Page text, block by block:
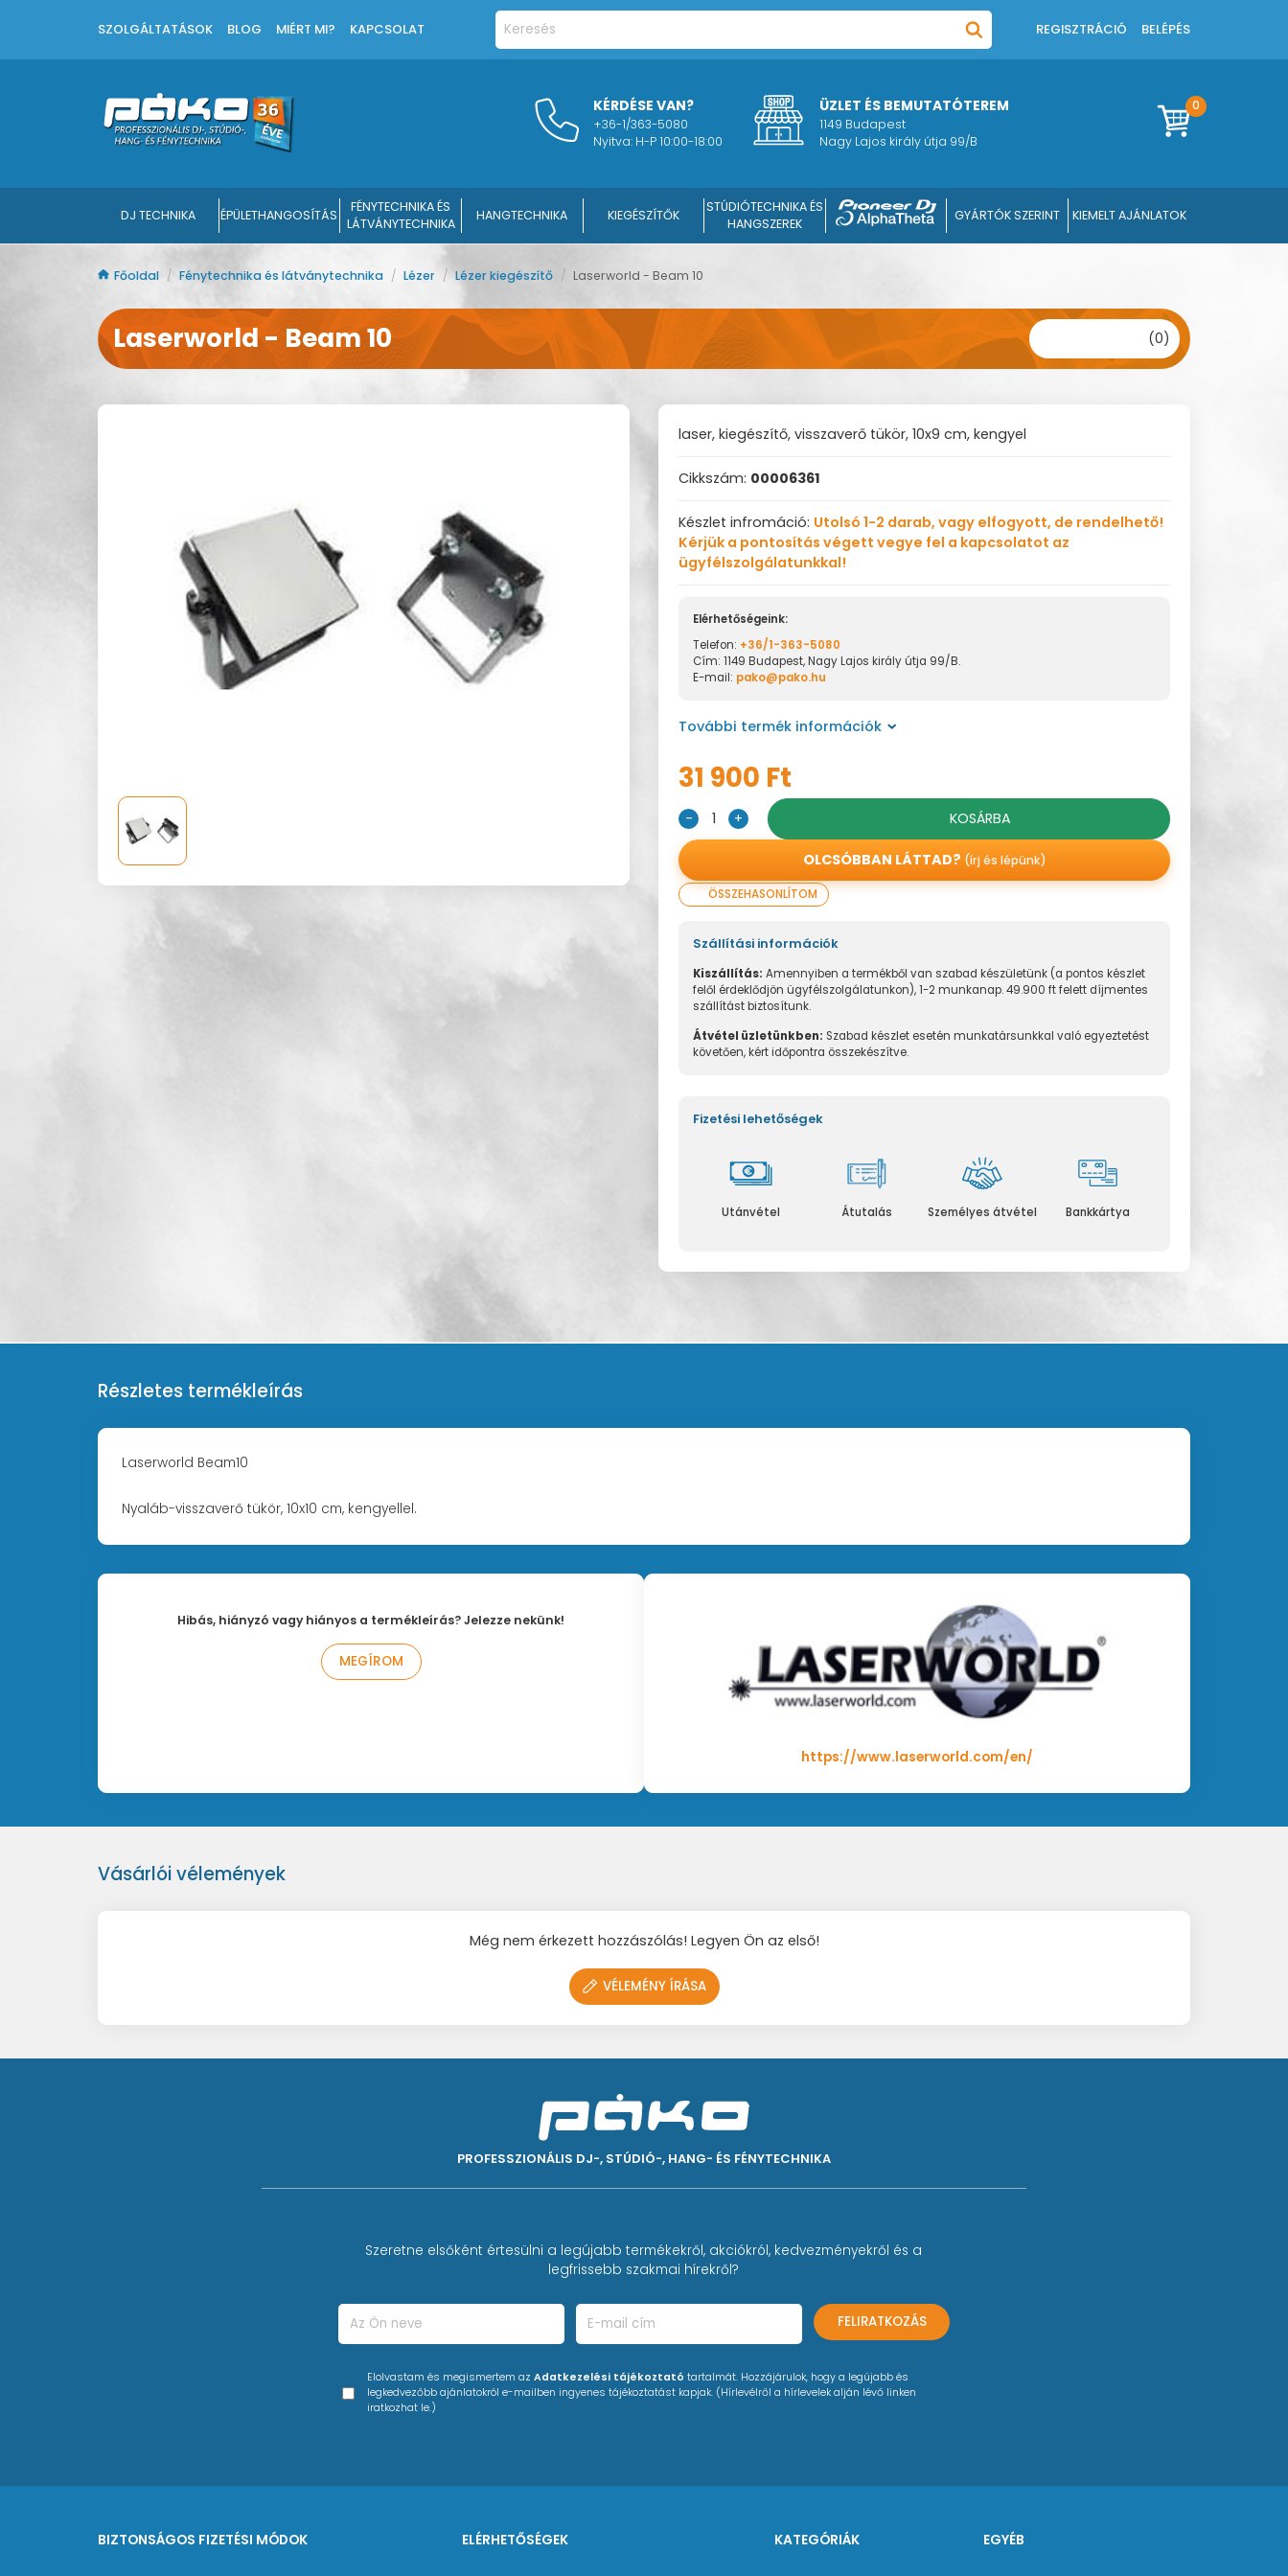
SZOLGÁLTATÁSOK BLOG MIÉRT MI? KAPCSOLAT REGISZTRÁCIÓ BELÉPÉS
KÉRDÉSE VAN?
+36-1/363-5080
Nyitva: H-P 10:00-18:00
ÜZLET ÉS BEMUTATÓTEREM
1149 Budapest
Nagy Lajos király útja 99/B
0
DJ TECHNIKA ÉPÜLETHANGOSÍTÁS
FÉNYTECHNIKA ÉS
LÁTVÁNYTECHNIKA
HANGTECHNIKA KIEGÉSZÍTŐK
STÚDIÓTECHNIKA ÉS
HANGSZEREK
GYÁRTÓK SZERINT KIEMELT AJÁNLATOK
Főoldal / Fénytechnika és látványtechnika / Lézer / Lézer kiegészítő / Laserworld - Beam 10
Laserworld - Beam 10 (0)
laser, kiegészítő, visszaverő tükör, 10x9 cm, kengyel
Cikkszám: 00006361
Készlet infromáció: Utolsó 1-2 darab, vagy elfogyott, de rendelhető!
Kérjük a pontosítás végett vegye fel a kapcsolatot az
ügyfélszolgálatunkkal!
Elérhetőségeink:
Telefon: +36/1-363-5080
Cím: 1149 Budapest, Nagy Lajos király útja 99/B.
E-mail: pako@pako.hu
További termék információk
31 900 Ft
- 1 + KOSÁRBA
OLCSÓBBAN LÁTTAD? (írj és lépünk)
ÖSSZEHASONLÍTOM
Szállítási információk
Kiszállítás: Amennyiben a termékből van szabad készületünk (a pontos készlet
felől érdeklődjön ügyfélszolgálatunkon), 1-2 munkanap. 49.900 ft felett díjmentes
szállítást biztosítunk.
Átvétel üzletünkben: Szabad készlet esetén munkatársunkkal való egyeztetést
követően, kért időpontra összekészítve.
Fizetési lehetőségek
Utánvétel Átutalás Személyes átvétel Bankkártya
Részletes termékleírás
Laserworld Beam10
Nyaláb-visszaverő tükör, 10x10 cm, kengyellel.
Hibás, hiányzó vagy hiányos a termékleírás? Jelezze nekünk!
MEGÍROM
https://www.laserworld.com/en/
Vásárlói vélemények
Még nem érkezett hozzászólás! Legyen Ön az első!
VÉLEMÉNY ÍRÁSA
PROFESSZIONÁLIS DJ-, STÚDIÓ-, HANG- ÉS FÉNYTECHNIKA
Szeretne elsőként értesülni a legújabb termékekről, akciókról, kedvezményekről és a
legfrissebb szakmai hírekről?
FELIRATKOZÁS
Elolvastam és megismertem az Adatkezelési tájékoztató tartalmát. Hozzájárulok, hogy a legújabb és
legkedvezőbb ajánlatokról e-mailben ingyenes tájékoztatást kapjak. (Hírlevélről a hírlevelek alján lévő linken
iratkozhat le.)
BIZTONSÁGOS FIZETÉSI MÓDOK ELÉRHETŐSÉGEK KATEGÓRIÁK EGYÉB